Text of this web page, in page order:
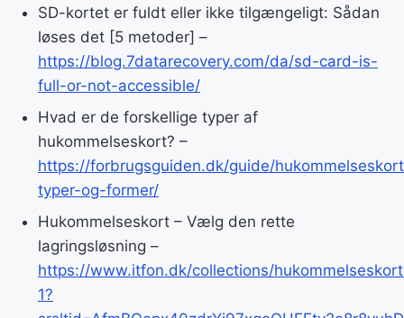
SD-kortet er fuldt eller ikke tilgængeligt: Sådan
løses det [5 metoder] –
https://blog.7datarecovery.com/da/sd-card-is-
full-or-not-accessible/
Hvad er de forskellige typer af
hukommelseskort? –
https://forbrugsguiden.dk/guide/
typer-og-former/
Hukommelseskort – Vælg den rette
lagringsløsning –
https://www.itfon.dk/collections/
1?